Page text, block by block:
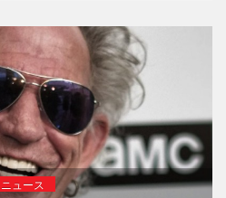
ニュース